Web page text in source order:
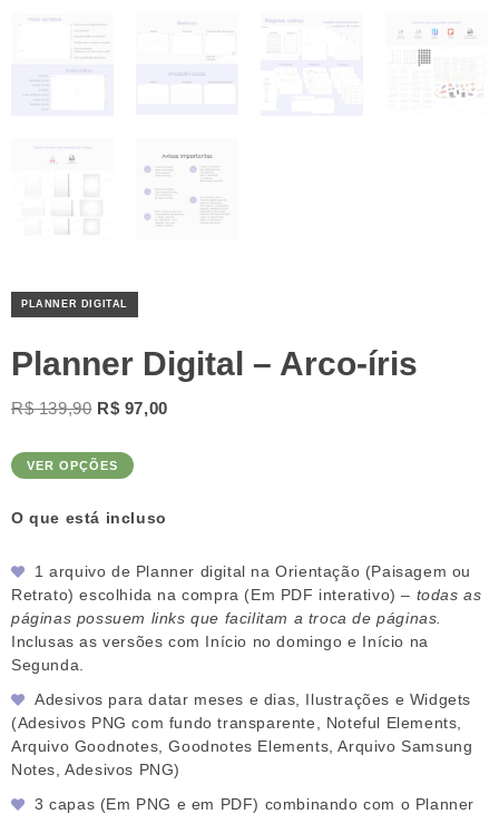
PLANNER DIGITAL
Planner Digital – Arco-íris
R$139,90 O
original
R$ 139,90.
R$ 97,00O
VER OPÇÕES
O que está incluso
1 arquivo de Planner digital na Orientação (Paisagem ou
Retrato) escolhida na compra (Em PDF interativo) – todas as
páginas possuem links que facilitam a troca de páginas.
Inclusas as versões com Início no domingo e Início na
Segunda.
Adesivos para datar meses e dias, Ilustrações e Widgets
(Adesivos PNG com fundo transparente, Noteful Elements,
Arquivo Goodnotes, Goodnotes Elements, Arquivo Samsung
Notes, Adesivos PNG)
3 capas (Em PNG e em PDF) combinando com o Planner